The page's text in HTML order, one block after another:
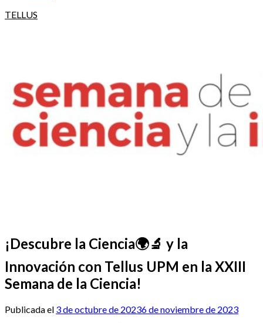
TELLUS
¡Descubre la Ciencia🌍🔬 y la
Innovación con Tellus UPM en la XXIII
Semana de la Ciencia!
Publicada el 3 de octubre de 20236 de noviembre de 2023